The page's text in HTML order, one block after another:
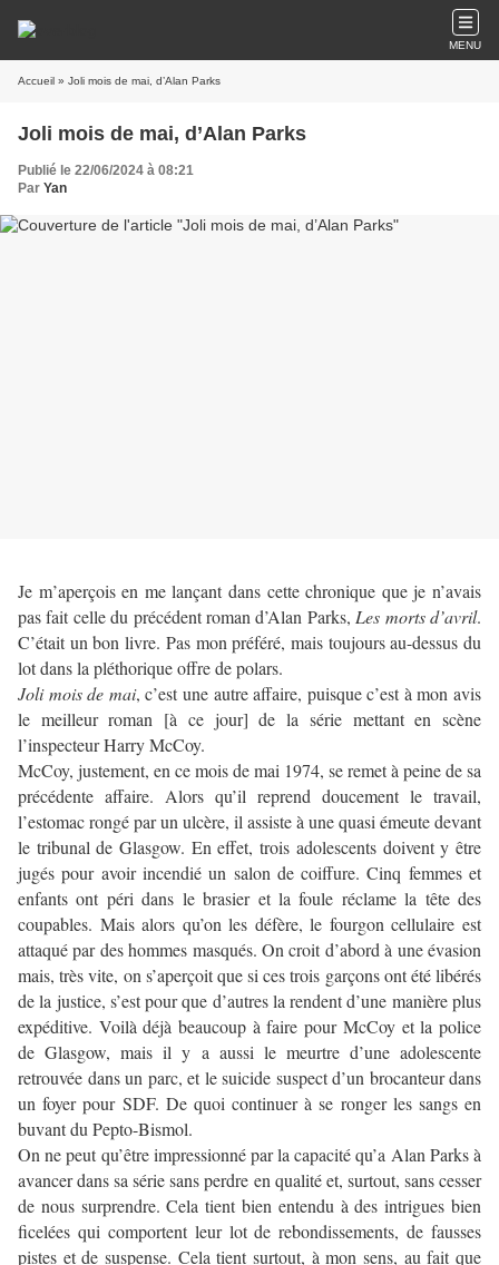
MENU
Accueil » Joli mois de mai, d’Alan Parks
Joli mois de mai, d’Alan Parks
Publié le 22/06/2024 à 08:21
Par Yan
Je m’aperçois en me lançant dans cette chronique que je n’avais
pas fait celle du précédent roman d’Alan Parks, Les morts d’avril.
C’était un bon livre. Pas mon préféré, mais toujours au-dessus du
lot dans la pléthorique offre de polars.
Joli mois de mai, c’est une autre affaire, puisque c’est à mon avis
le meilleur roman [à ce jour] de la série mettant en scène
l’inspecteur Harry McCoy.
McCoy, justement, en ce mois de mai 1974, se remet à peine de sa
précédente affaire. Alors qu’il reprend doucement le travail,
l’estomac rongé par un ulcère, il assiste à une quasi émeute devant
le tribunal de Glasgow. En effet, trois adolescents doivent y être
jugés pour avoir incendié un salon de coiffure. Cinq femmes et
enfants ont péri dans le brasier et la foule réclame la tête des
coupables. Mais alors qu’on les défère, le fourgon cellulaire est
attaqué par des hommes masqués. On croit d’abord à une évasion
mais, très vite, on s’aperçoit que si ces trois garçons ont été libérés
de la justice, s’est pour que d’autres la rendent d’une manière plus
expéditive. Voilà déjà beaucoup à faire pour McCoy et la police
de Glasgow, mais il y a aussi le meurtre d’une adolescente
retrouvée dans un parc, et le suicide suspect d’un brocanteur dans
un foyer pour SDF. De quoi continuer à se ronger les sangs en
buvant du Pepto-Bismol.
On ne peut qu’être impressionné par la capacité qu’a Alan Parks à
avancer dans sa série sans perdre en qualité et, surtout, sans cesser
de nous surprendre. Cela tient bien entendu à des intrigues bien
ficelées qui comportent leur lot de rebondissements, de fausses
pistes et de suspense. Cela tient surtout, à mon sens, au fait que